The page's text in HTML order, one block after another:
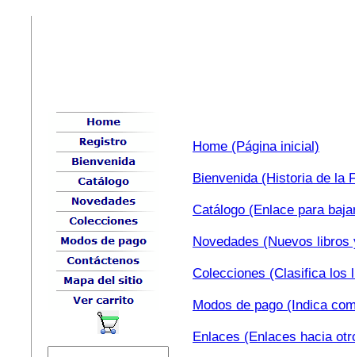
Home (Página inicial)
Bienvenida (Historia de la
Catálogo (Enlace para
Novedades (Nuevos
Colecciones (Clasifica los
Modos de pago (Indica
Enlaces (Enlaces hacia